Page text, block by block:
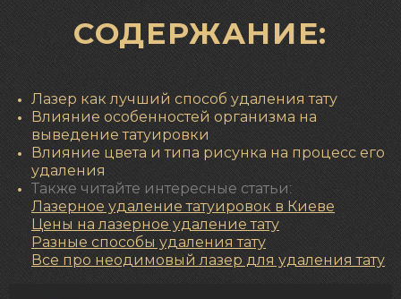
СОДЕРЖАНИЕ:
Лазер как лучший способ удаления тату
Влияние особенностей организма на
выведение татуировки
Влияние цвета и типа рисунка на процесс его
удаления
Также читайте интересные статьи:
Лазерное удаление татуировок в Киеве
Цены на лазерное удаление тату
Разные способы удаления тату
Все про неодимовый лазер для удаления тату